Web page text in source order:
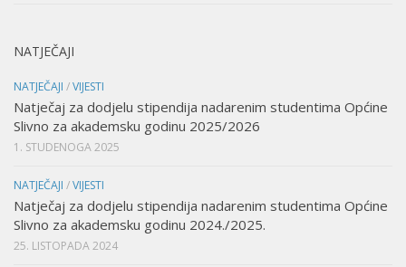
NATJEČAJI
NATJEČAJI /VIJESTI
Natječaj za dodjelu stipendija nadarenim studentima Općine
Slivno za akademsku godinu 2025/2026
1. STUDENOGA 2025
NATJEČAJI /VIJESTI
Natječaj za dodjelu stipendija nadarenim studentima Općine
Slivno za akademsku godinu 2024./2025.
25. LISTOPADA 2024